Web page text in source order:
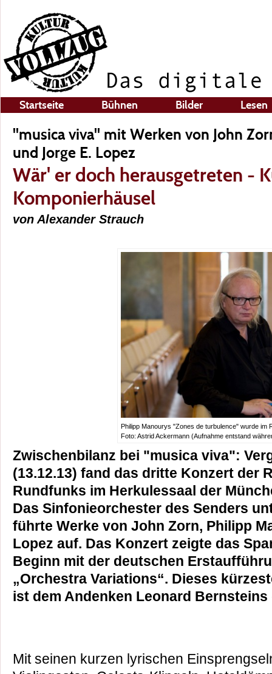
Startseite Bühnen Bilder Lesen
"musica viva" mit Werken von John
und Jorge E. Lopez
Wär' er doch herausgetreten -
Komponierhäusel
von Alexander Strauch
Philipp Manourys "Zones de turbulence" wurde im
Foto: Astrid Ackermann (Aufnahme entstand
Zwischenbilanz bei "musica viva":
(13.12.13) fand das dritte Konzert der
Rundfunks im Herkulessaal der
Das Sinfonieorchester des Senders
führte Werke von John Zorn, Philipp
Lopez auf. Das Konzert zeigte das
Beginn mit der deutschen
„Orchestra Variations“. Dieses
ist dem Andenken Leonard Bernsteins
Mit seinen kurzen lyrischen